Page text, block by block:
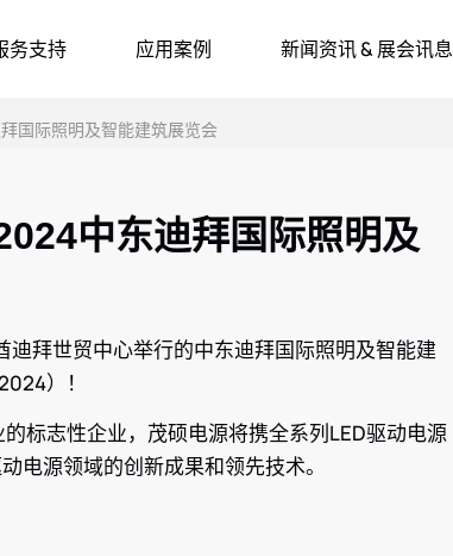
务支持 应用案例 新闻资讯 & 展会讯息
国际照明及智能建筑展览会
中东迪拜国际照明及
拜世贸中心举行的中东迪拜国际照明及智能建
）！
标志性企业，茂硕电源将携全系列LED驱动电源
电源领域的创新成果和领先技术。